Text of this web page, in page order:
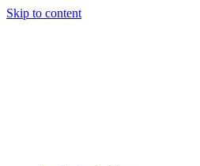
Skip to content